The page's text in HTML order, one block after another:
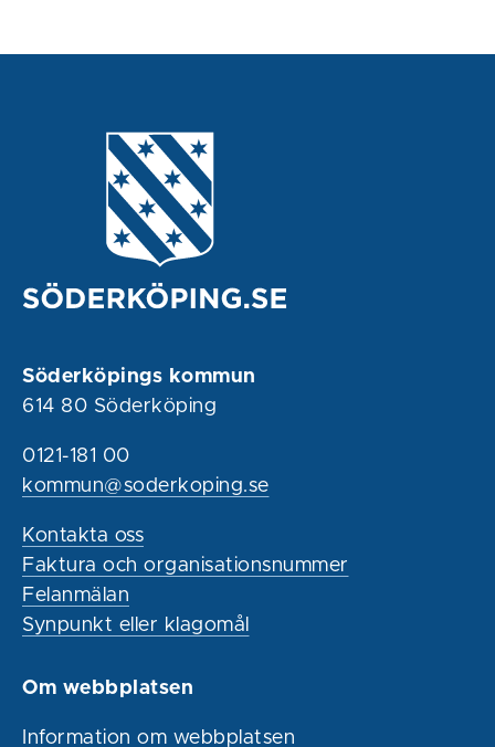
Söderköpings kommun
614 80 Söderköping
0121-181 00
kommun@soderkoping.se
Kontakta oss
Faktura och organisationsnummer
Felanmälan
Synpunkt eller klagomål
Om webbplatsen
Information om webbplatsen